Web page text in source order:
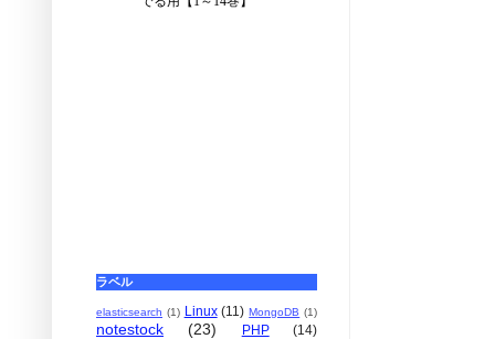
ラベル
elasticsearch (1) Linux (11) MongoDB (1)
notestock (23) PHP
(14)